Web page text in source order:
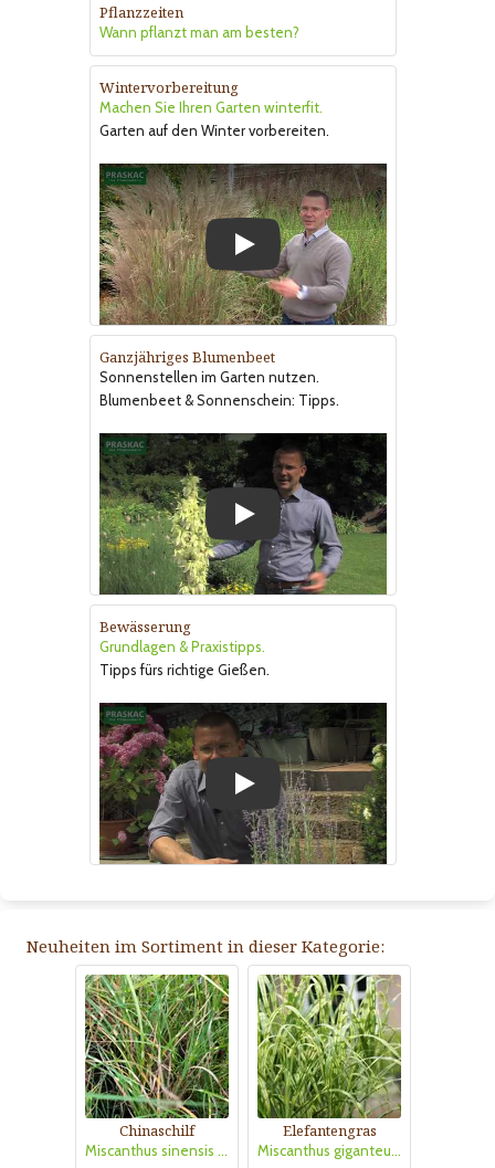
Pflanzzeiten
Wann pflanzt man am besten?
Wintervorbereitung
Machen Sie Ihren Garten winterfit.
Garten auf den Winter vorbereiten.
Ganzjähriges Blumenbeet
Sonnenstellen im Garten nutzen.
Blumenbeet & Sonnenschein: Tipps.
Bewässerung
Grundlagen & Praxistipps.
Tipps fürs richtige Gießen.
Neuheiten im Sortiment in dieser Kategorie:
Chinaschilf
Miscanthus sinensis 'Strictus Dwarf'
Elefantengras
Miscanthus giganteus 'Alligator'